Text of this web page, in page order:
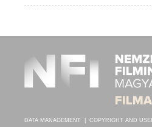
DATA MANAGEMENT COPYRIGHT AND